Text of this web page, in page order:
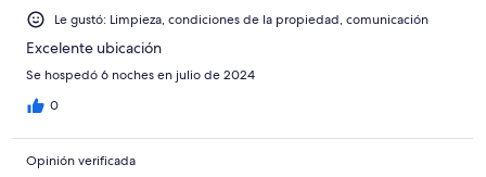
Le gustó: Limpieza, condiciones de la propiedad, comunicación
Excelente ubicación
Se hospedó 6 noches en julio de 2024
0
Opinión verificada